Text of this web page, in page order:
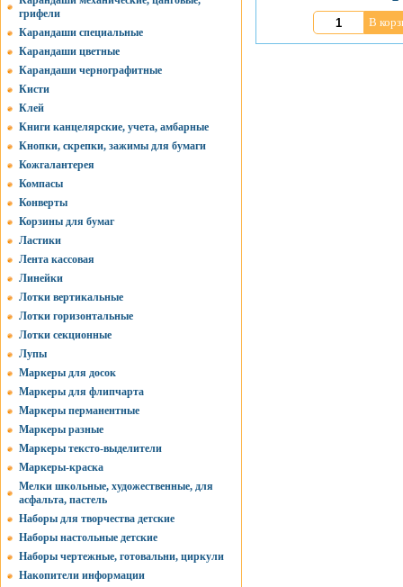
грифели
Карандаши специальные
Карандаши цветные
Карандаши чернографитные
Кисти
Клей
Книги канцелярские, учета, амбарные
Кнопки, скрепки, зажимы для бумаги
Кожгалантерея
Компасы
Конверты
Корзины для бумаг
Ластики
Лента кассовая
Линейки
Лотки вертикальные
Лотки горизонтальные
Лотки секционные
Лупы
Маркеры для досок
Маркеры для флипчарта
Маркеры перманентные
Маркеры разные
Маркеры тексто-выделители
Маркеры-краска
Мелки школьные, художественные, для
асфальта, пастель
Наборы для творчества детские
Наборы настольные детские
Наборы чертежные, готовальни, циркули
Накопители информации
В